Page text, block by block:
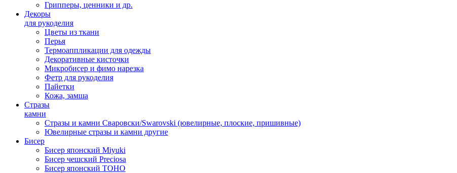
Грипперы, ценники и др.
Декоры
для рукоделия
Цветы из ткани
Перья
Термоаппликации для одежды
Декоративные кисточки
Микробисер и фимо нарезка
Фетр для рукоделия
Пайетки
Кожа, замша
Стразы
камни
Стразы и камни Сваровски/Swarovski (ювелирные, плоские, пришивные)
Ювелирные стразы и камни другие
Бисер
Бисер японский Miyuki
Бисер чешский Preciosa
Бисер японский TOHO